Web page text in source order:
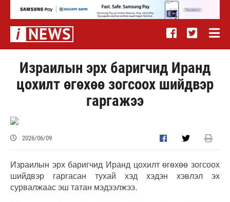
Израилын эрх баригчид Иранд
цохилт өгөхөө зогсоох шийдвэр
гаргажээ
2026/06/09
Израилын эрх баригчид Иранд цохилт өгөхөө зогсоох
шийдвэр гаргасан тухай хэд хэдэн хэвлэл эх
сурвалжаас эш татан мэдээлжээ.